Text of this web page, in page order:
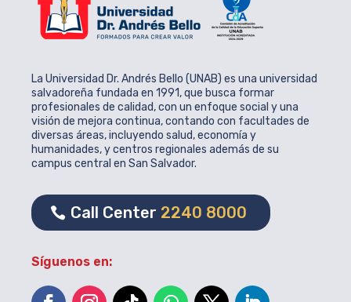
La Universidad Dr. Andrés Bello (UNAB) es una universidad
salvadoreña fundada en 1991, que busca formar
profesionales de calidad, con un enfoque social y una
visión de mejora continua, contando con facultades de
diversas áreas, incluyendo salud, economía y
humanidades, y centros regionales además de su
campus central en San Salvador.
Call Center 2240 8000
Síguenos en: